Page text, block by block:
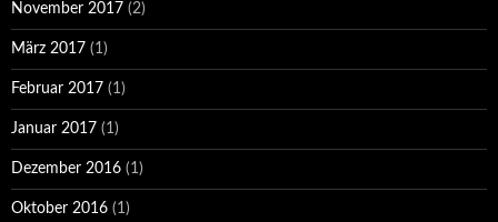
November 2017 (2)
März 2017 (1)
Februar 2017 (1)
Januar 2017 (1)
Dezember 2016 (1)
Oktober 2016 (1)